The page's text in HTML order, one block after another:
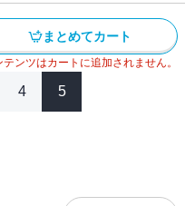
まとめてカート
ンツはカートに追加されません。
4 5